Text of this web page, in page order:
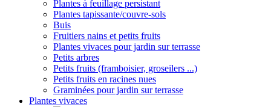
Plantes à feuillage persistant
Plantes tapissante/couvre-sols
Buis
Fruitiers nains et petits fruits
Plantes vivaces pour jardin sur terrasse
Petits arbres
Petits fruits (framboisier, groseilers ...)
Petits fruits en racines nues
Graminées pour jardin sur terrasse
Plantes vivaces